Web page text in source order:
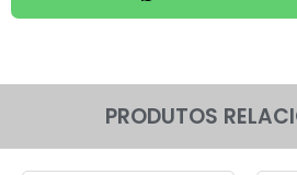
PRODUTOS